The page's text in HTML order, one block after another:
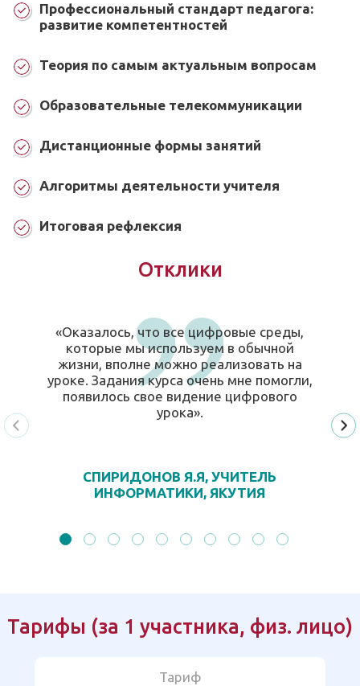
Профессиональный стандарт педагога:
развитие компетентностей
Теория по самым актуальным вопросам
Образовательные телекоммуникации
Дистанционные формы занятий
Алгоритмы деятельности учителя
Итоговая рефлексия
Отклики
«Оказалось, что все цифровые среды,
которые мы используем в обычной
жизни, вполне можно реализовать на
уроке. Задания курса очень мне помогли,
появилось свое видение цифрового
урока».
СПИРИДОНОВ Я.Я, УЧИТЕЛЬ
ИНФОРМАТИКИ, ЯКУТИЯ
Тарифы (за 1 участника, физ. лицо)
Тариф